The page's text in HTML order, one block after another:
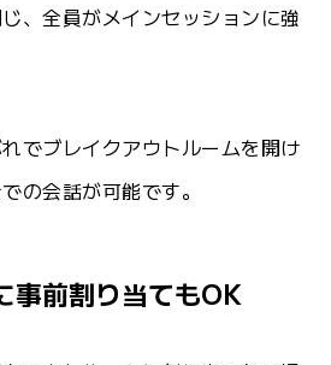
、全員がメインセッションに強
でブレイクアウトルームを開け
の会話が可能です。
事前割り当てもOK